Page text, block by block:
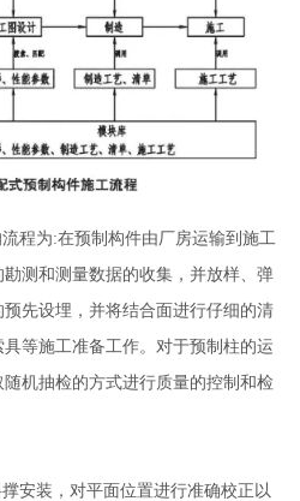
程为:在预制构件由厂房运输到施工
测和测量数据的收集，并放样、弹
先设埋，并将结合面进行仔细的清
具等施工准备工作。对于预制柱的运
机抽检的方式进行质量的控制和检
安装，对平面位置进行准确校正以